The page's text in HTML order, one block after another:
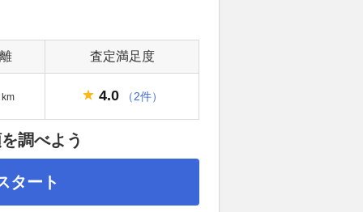
査定満足度
km 4.0 （2件）
調べよう
タート